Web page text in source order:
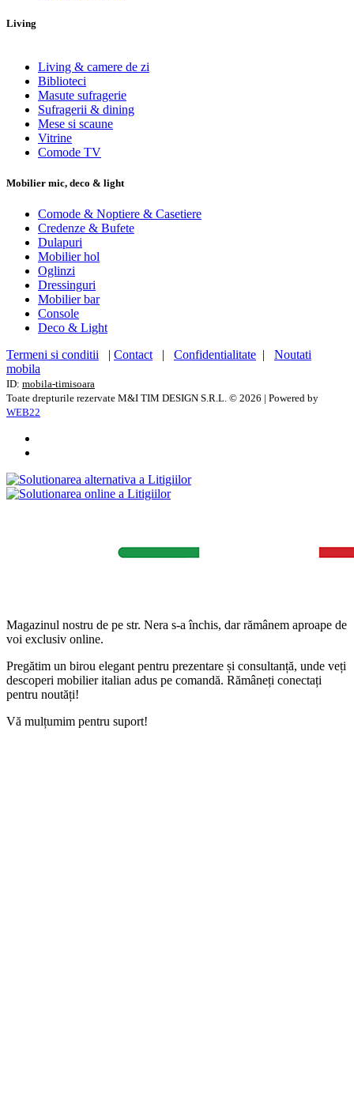
Living
Living & camere de zi
Biblioteci
Masute sufragerie
Sufragerii & dining
Mese si scaune
Vitrine
Comode TV
Mobilier mic, deco & light
Comode & Noptiere & Casetiere
Credenze & Bufete
Dulapuri
Mobilier hol
Oglinzi
Dressinguri
Mobilier bar
Console
Deco & Light
Termeni si conditii | Contact | Confidentialitate | Noutati
mobila
ID: mobila-timisoara
Toate drepturile rezervate M&I TIM DESIGN S.R.L. © 2026 | Powered by
WEB22
Magazinul nostru de pe str. Nera s-a închis, dar rămânem aproape de
voi exclusiv online.
Pregătim un birou elegant pentru prezentare și consultanță, unde veți
descoperi mobilier italian adus pe comandă. Rămâneți conectați
pentru noutăți!
Vă mulțumim pentru suport!